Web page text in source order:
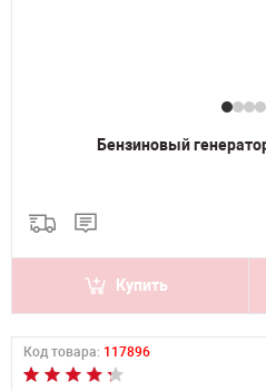
Бензиновый
Купить
Код товара: 117896